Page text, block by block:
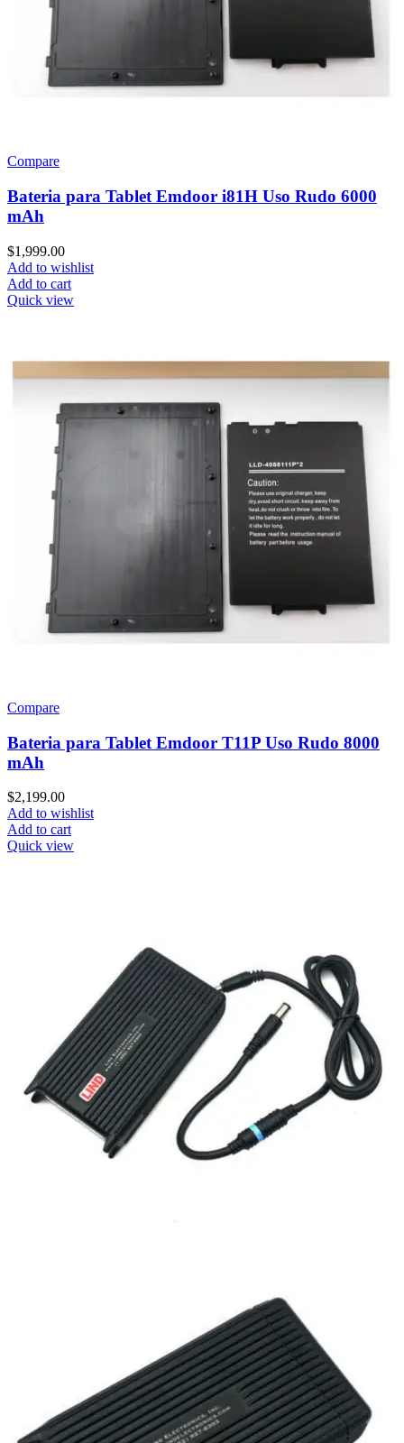
Compare
Bateria para Tablet Emdoor i81H Uso Rudo 6000
mAh
$1,999.00
Add to wishlist
Add to cart
Quick view
Compare
Bateria para Tablet Emdoor T11P Uso Rudo 8000
mAh
$2,199.00
Add to wishlist
Add to cart
Quick view